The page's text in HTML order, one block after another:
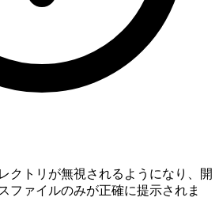
クトリが無視されるようになり、開
ファイルのみが正確に提示されま